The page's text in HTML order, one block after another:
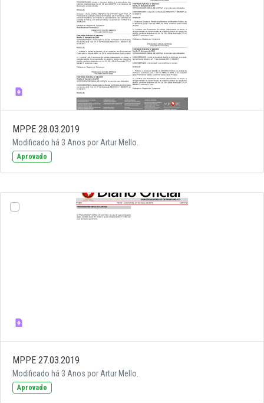
MPPE 28.03.2019
Modificado há 3 Anos por Artur Mello.
Aprovado
MPPE 27.03.2019
Modificado há 3 Anos por Artur Mello.
Aprovado